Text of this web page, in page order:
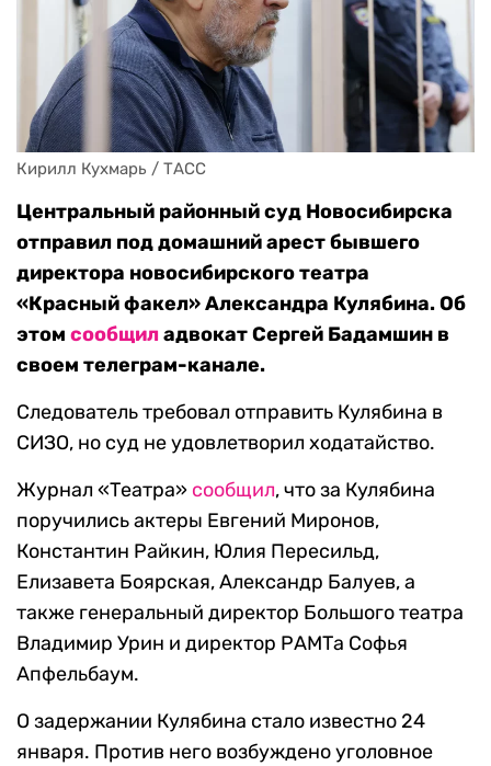
Кирилл Кухмарь / ТАСС
Центральный районный суд Новосибирска
отправил под домашний арест бывшего
директора новосибирского театра
«Красный факел» Александра Кулябина. Об
этом сообщиладвокат Сергей Бадамшин в
своем телеграм-канале.
Следователь требовал отправить Кулябина в
СИЗО, но суд не удовлетворил ходатайство.
Журнал «Театра» сообщил, что за Кулябина
поручились актеры Евгений Миронов,
Константин Райкин, Юлия Пересильд,
Елизавета Боярская, Александр Балуев, а
также генеральный директор Большого театра
Владимир Урин и директор РАМТа Софья
Апфельбаум.
О задержании Кулябина стало известно 24
января. Против него возбуждено уголовное